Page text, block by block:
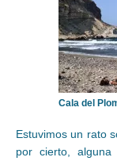
Cala del
Estuvimos un rato
por cierto,